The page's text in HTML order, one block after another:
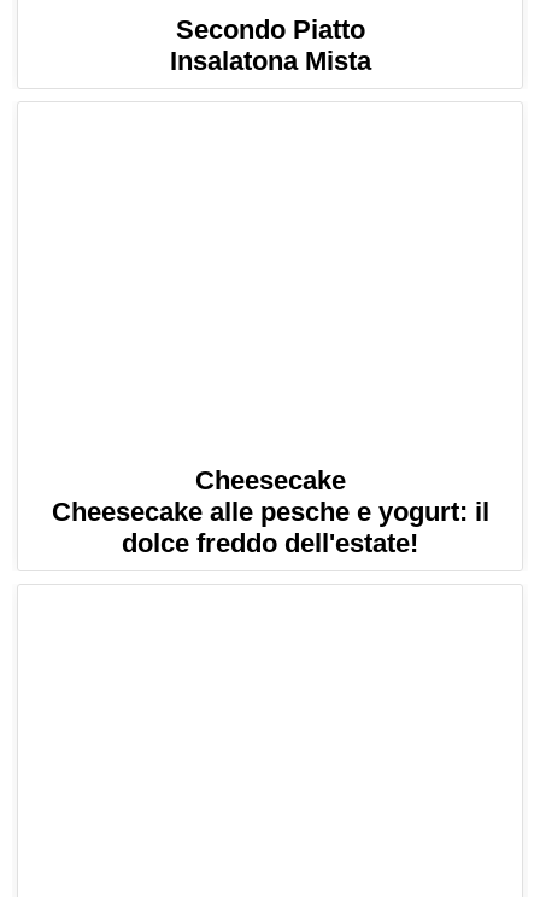
Secondo Piatto
Insalatona Mista
Cheesecake
Cheesecake alle pesche e yogurt: il
dolce freddo dell'estate!